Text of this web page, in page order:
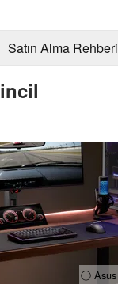
Satın Alma Rehberi
ⓘ Asus